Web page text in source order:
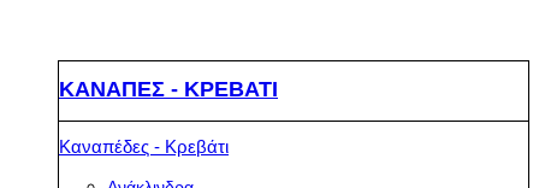
ΚΑΝΑΠΕΣ - ΚΡΕΒΑΤΙ
Καναπέδες - Κρεβάτι